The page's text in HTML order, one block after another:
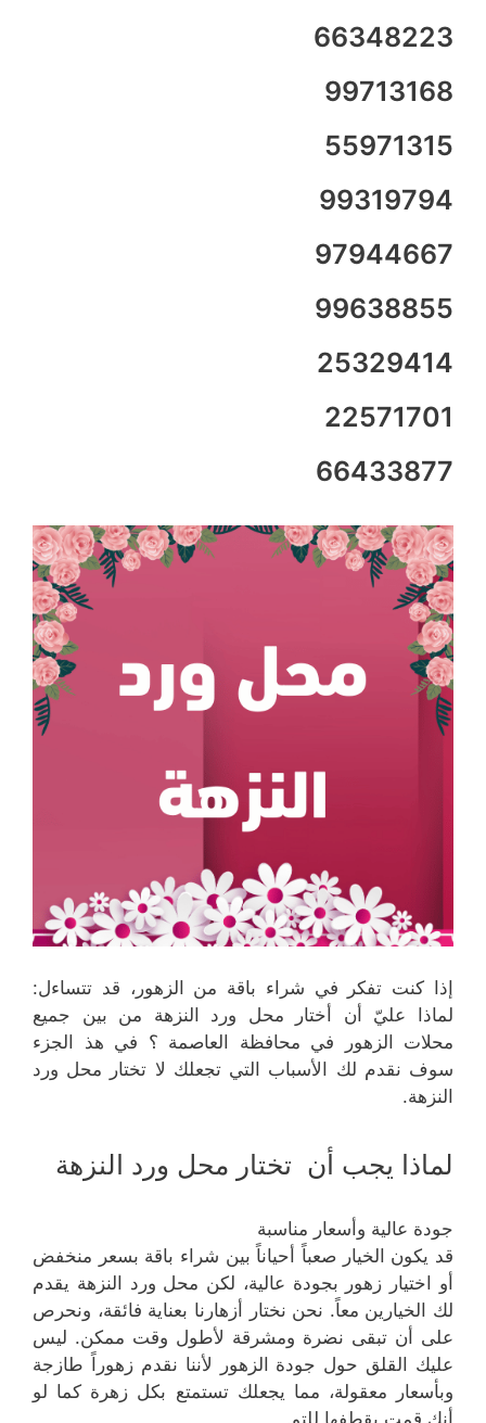
66348223
99713168
55971315
99319794
97944667
99638855
25329414
22571701
66433877
إذا كنت تفكر في شراء باقة من الزهور، قد تتساءل:
لماذا عليّ أن أختار محل ورد النزهة من بين جميع
محلات الزهور في محافظة العاصمة ؟ في هذ الجزء
سوف نقدم لك الأسباب التي تجعلك لا تختار محل ورد
النزهة.
لماذا يجب أن تختار محل ورد النزهة
جودة عالية وأسعار مناسبة
قد يكون الخيار صعباً أحياناً بين شراء باقة بسعر منخفض
أو اختيار زهور بجودة عالية، لكن محل ورد النزهة يقدم
لك الخيارين معاً. نحن نختار أزهارنا بعناية فائقة، ونحرص
على أن تبقى نضرة ومشرقة لأطول وقت ممكن. ليس
عليك القلق حول جودة الزهور لأننا نقدم زهوراً طازجة
وبأسعار معقولة، مما يجعلك تستمتع بكل زهرة كما لو
أنك قمت بقطفها للتو.